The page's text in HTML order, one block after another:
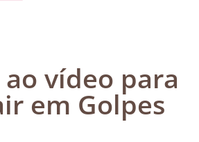
vídeo para
em Golpes